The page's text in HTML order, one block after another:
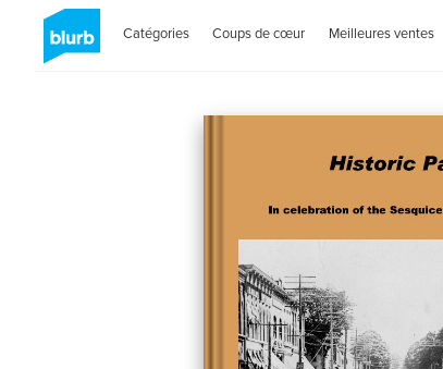
Catégories Coups de cœur Meilleures ventes